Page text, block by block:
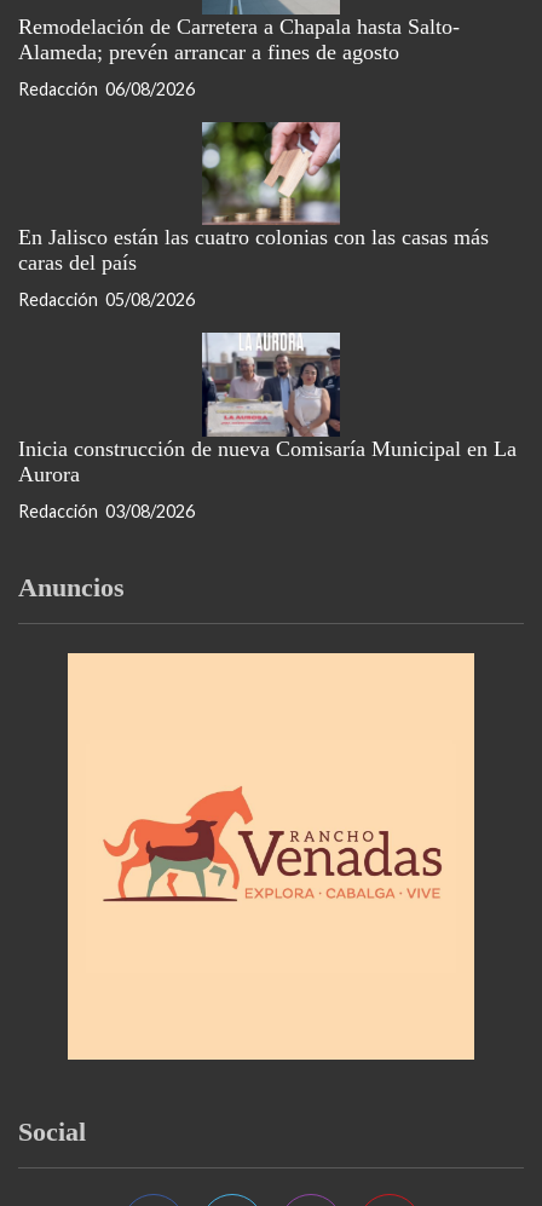
Remodelación de Carretera a Chapala hasta Salto-
Alameda; prevén arrancar a fines de agosto
Redacción 06/08/2026
En Jalisco están las cuatro colonias con las casas más
caras del país
Redacción 05/08/2026
Inicia construcción de nueva Comisaría Municipal en La
Aurora
Redacción 03/08/2026
Anuncios
Social